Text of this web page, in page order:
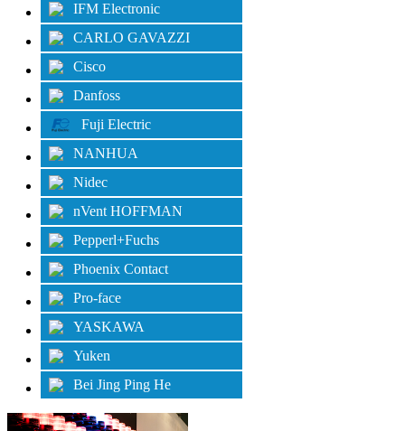
IFM Electronic
CARLO GAVAZZI
Cisco
Danfoss
Fuji Electric
NANHUA
Nidec
nVent HOFFMAN
Pepperl+Fuchs
Phoenix Contact
Pro-face
YASKAWA
Yuken
Bei Jing Ping He